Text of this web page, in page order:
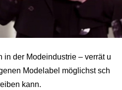
in der Modeindustrie – verrät u
Modelabel möglichst sch
kann.